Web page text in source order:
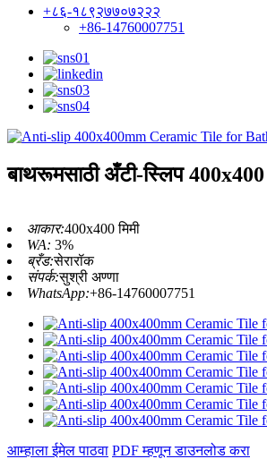
+८६-१८९२७७०७२२२
+86-14760007751
बाथरूमसाठी अँटी-स्लिप 400x400
आकार:400x400 मिमी
WA: 3%
ब्रँड:सेरारॉक
संपर्क:सुश्री अण्णा
WhatsApp:+86-14760007751
आम्हाला ईमेल पाठवा PDF म्हणून डाउनलोड करा